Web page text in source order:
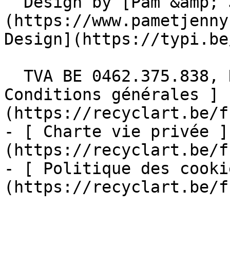
(https://
Design](https://
Conditions générales ]
(https://recyclart.be/
- [ Charte vie privée ]
(https://recyclart.be/
- [ Politique des